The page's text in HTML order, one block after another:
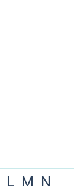
L M N